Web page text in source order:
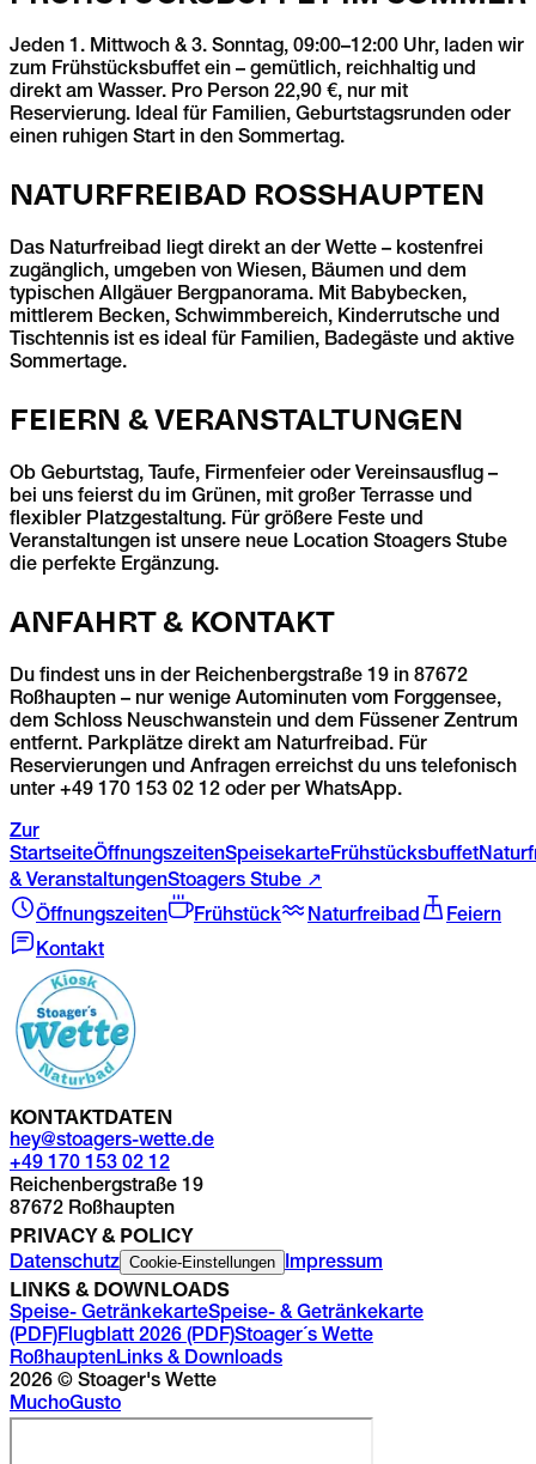
Jeden 1. Mittwoch & 3. Sonntag, 09:00–12:00 Uhr, laden wir
zum Frühstücksbuffet ein – gemütlich, reichhaltig und
direkt am Wasser. Pro Person 22,90 €, nur mit
Reservierung. Ideal für Familien, Geburtstagsrunden oder
einen ruhigen Start in den Sommertag.
NATURFREIBAD ROSSHAUPTEN
Das Naturfreibad liegt direkt an der Wette – kostenfrei
zugänglich, umgeben von Wiesen, Bäumen und dem
typischen Allgäuer Bergpanorama. Mit Babybecken,
mittlerem Becken, Schwimmbereich, Kinderrutsche und
Tischtennis ist es ideal für Familien, Badegäste und aktive
Sommertage.
FEIERN & VERANSTALTUNGEN
Ob Geburtstag, Taufe, Firmenfeier oder Vereinsausflug –
bei uns feierst du im Grünen, mit großer Terrasse und
flexibler Platzgestaltung. Für größere Feste und
Veranstaltungen ist unsere neue Location Stoagers Stube
die perfekte Ergänzung.
ANFAHRT & KONTAKT
Du findest uns in der Reichenbergstraße 19 in 87672
Roßhaupten – nur wenige Autominuten vom Forggensee,
dem Schloss Neuschwanstein und dem Füssener Zentrum
entfernt. Parkplätze direkt am Naturfreibad. Für
Reservierungen und Anfragen erreichst du uns telefonisch
unter +49 170 153 02 12 oder per WhatsApp.
Zur
StartseiteÖffnungszeitenSpeisekarteFrühstücksbuffet
& VeranstaltungenStoagers Stube ↗
Öffnungszeiten
Frühstück Naturfreibad
Feiern
Kontakt
KONTAKTDATEN
hey@stoagers-wette.de
+49 170 153 02 12
Reichenbergstraße 19
87672 Roßhaupten
PRIVACY & POLICY
Datenschutz Cookie-Einstellungen Impressum
LINKS & DOWNLOADS
Speise- GetränkekarteSpeise- & Getränkekarte
(PDF)Flugblatt 2026 (PDF)Stoager´s Wette
RoßhauptenLinks & Downloads
2026 © Stoager's Wette
MuchoGusto